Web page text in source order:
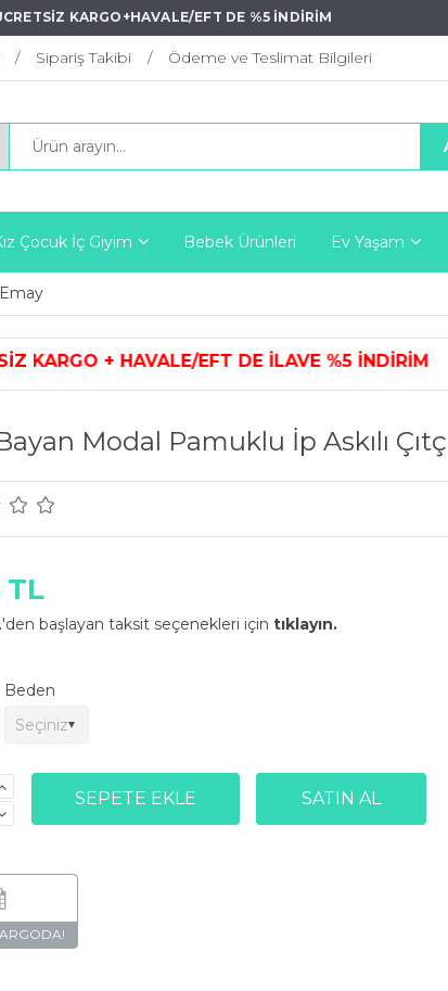
KARGO+HAVALE/EFT DE %5 İNDİRİM
Sipariş Takibi Ödeme ve Teslimat Bilgileri
Çocuk İç Giyim Bebek Ürünleri Ev Yaşam
Emay
EFT DE İLAVE %5
Modal Pamuklu İp Askılı
TL
'den başlayan taksit seçenekleri için tıklayın.
Beden